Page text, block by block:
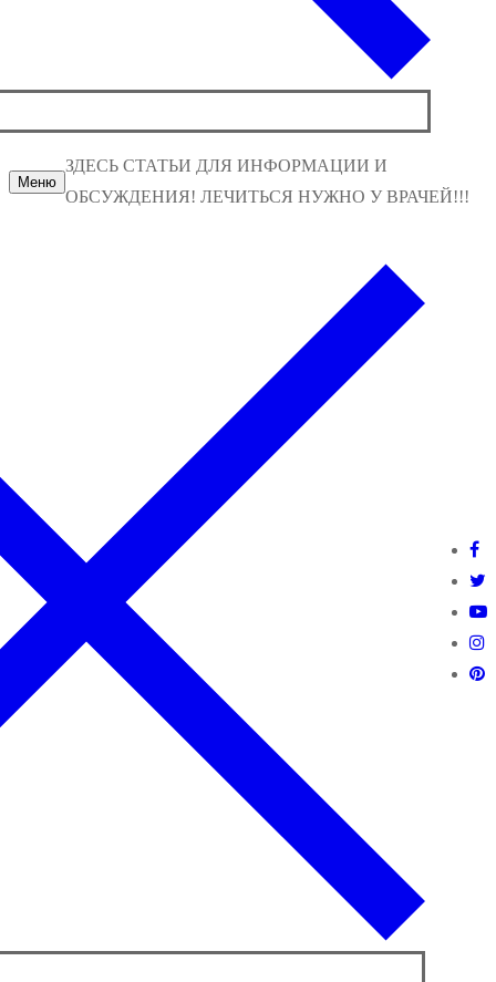
Меню
ЗДЕСЬ СТАТЬИ ДЛЯ ИНФОРМАЦИИ И
ОБСУЖДЕНИЯ! ЛЕЧИТЬСЯ НУЖНО У ВРАЧЕЙ!!!